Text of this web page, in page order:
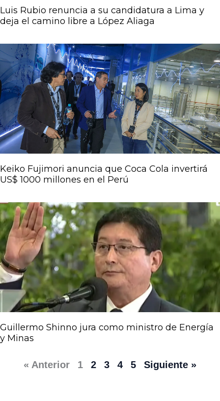
Luis Rubio renuncia a su candidatura a Lima y
deja el camino libre a López Aliaga
Keiko Fujimori anuncia que Coca Cola invertirá
US$ 1000 millones en el Perú
Guillermo Shinno jura como ministro de Energía
y Minas
« Anterior 1 2 3 4 5 Siguiente »